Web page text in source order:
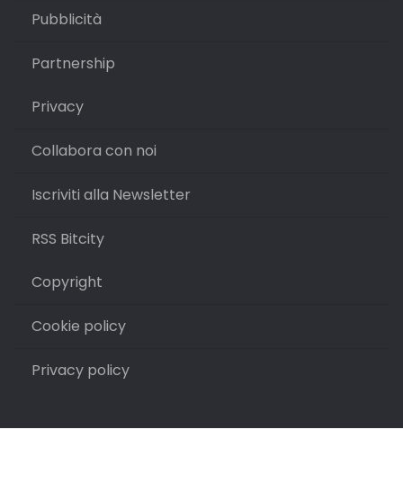
Pubblicità
Partnership
Privacy
Collabora con noi
Iscriviti alla Newsletter
RSS Bitcity
Copyright
Cookie policy
Privacy policy